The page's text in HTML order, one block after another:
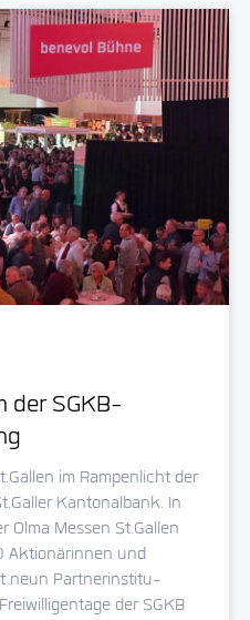
der SGKB-
im Rampenlicht der
Kantonalbank. In
Messen St.Gallen
Aktionärinnen und
neun Partnerinstitu-
der SGKB